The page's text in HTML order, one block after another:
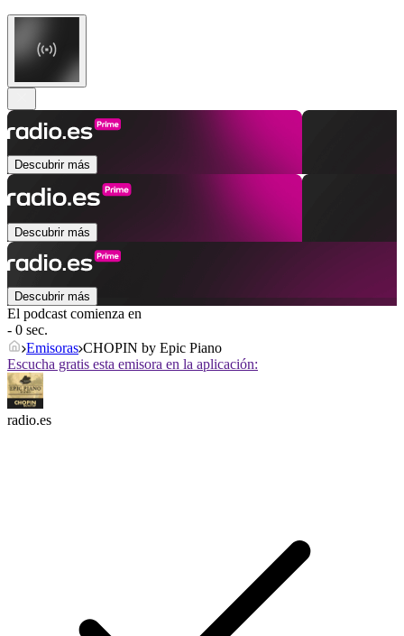
Descubrir más
Descubrir más
Descubrir más
El podcast comienza en
- 0 sec.
Emisoras CHOPIN by Epic Piano
Escucha gratis esta emisora en la aplicación:
radio.es